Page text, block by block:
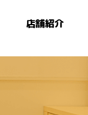
店舗紹介